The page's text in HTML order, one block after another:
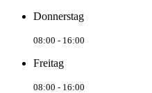
Donnerstag
08:00 - 16:00
Freitag
08:00 - 16:00